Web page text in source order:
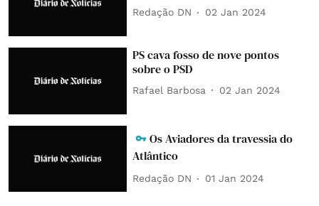
Redação DN 02 Jan 2024
PS cava fosso de nove pontos
sobre o PSD
Rafael Barbosa 02 Jan 2024
Os Aviadores da travessia do
Atlântico
Redação DN 01 Jan 2024